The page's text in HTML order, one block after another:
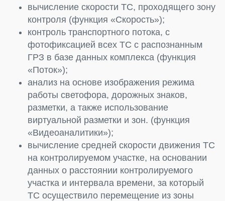
вычисление скорости ТС, проходящего зону
контроля (функция «Скорость»);
контроль транспортного потока, с
фотофиксацией всех ТС с распознанным
ГРЗ в базе данных комплекса (функция
«Поток»);
анализ на основе изображения режима
работы светофора, дорожных знаков,
разметки, а также использование
виртуальной разметки и зон. (функция
«Видеоаналитики»);
вычисление средней скорости движения ТС
на контролируемом участке, на основании
данных о расстоянии контролируемого
участка и интервала времени, за который
ТС осуществило перемещение из зоны